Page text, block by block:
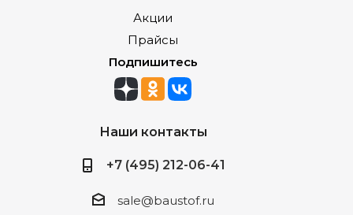
Акции
Прайсы
Подпишитесь
Наши контакты
+7 (495) 212-06-41
sale@baustof.ru